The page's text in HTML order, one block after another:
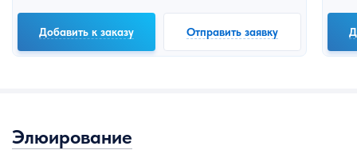
Добавить к заказу Отправить заявку
Элюирование